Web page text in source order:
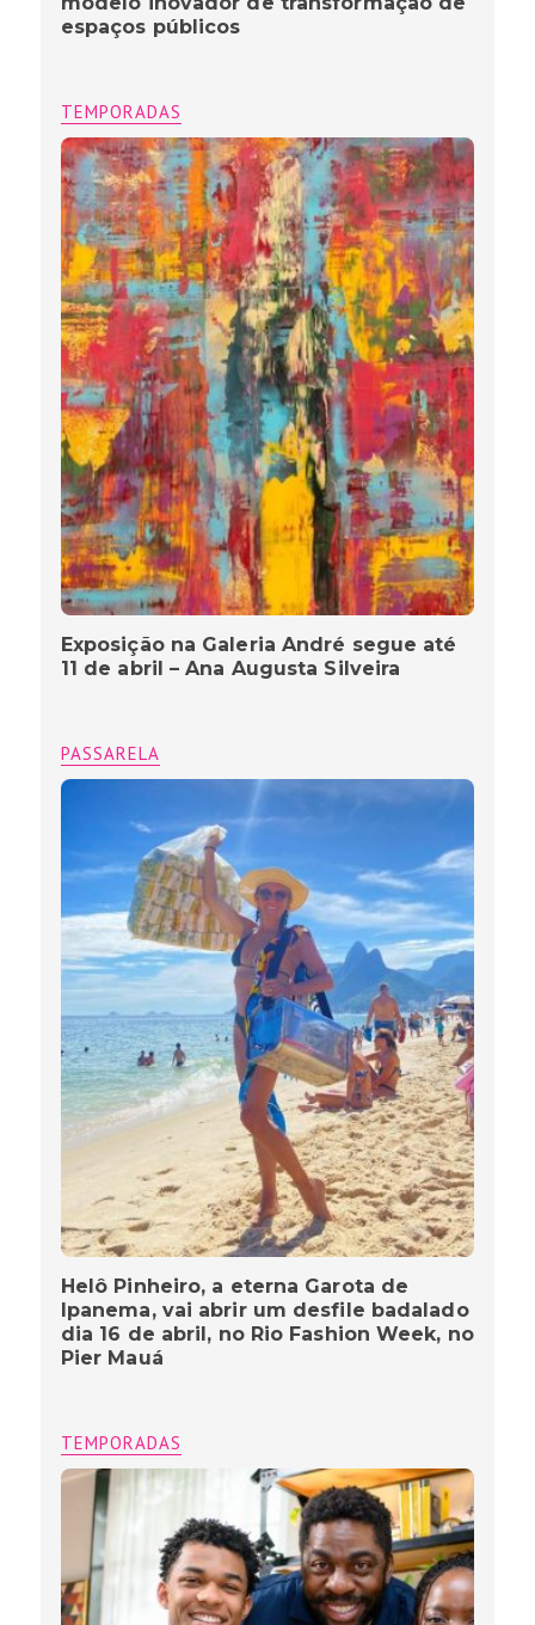
espaços públicos
TEMPORADAS
Exposição na Galeria André segue até
11 de abril – Ana Augusta Silveira
PASSARELA
Helô Pinheiro, a eterna Garota de
Ipanema, vai abrir um desfile badalado
dia 16 de abril, no Rio Fashion Week, no
Pier Mauá
TEMPORADAS